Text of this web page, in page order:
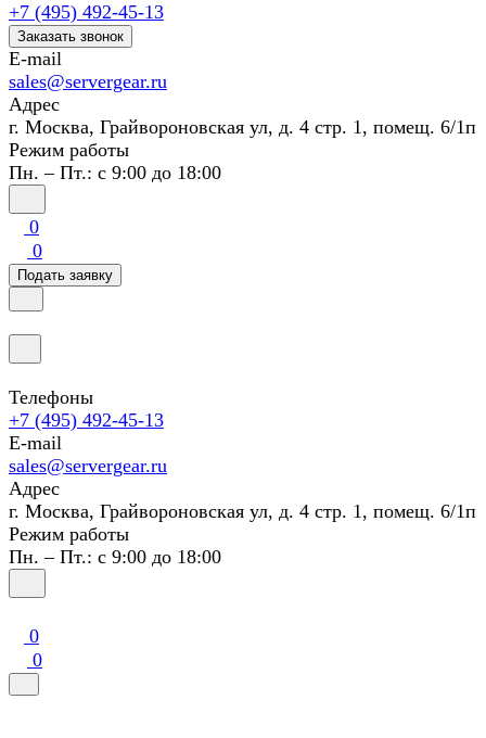
+7 (495) 492-45-13
Заказать звонок
E-mail
sales@servergear.ru
Адрес
г. Москва, Грайвороновская ул, д. 4 стр. 1, помещ. 6/1п
Режим работы
Пн. – Пт.: с 9:00 до 18:00
0
0
Подать заявку
Телефоны
+7 (495) 492-45-13
E-mail
sales@servergear.ru
Адрес
г. Москва, Грайвороновская ул, д. 4 стр. 1, помещ. 6/1п
Режим работы
Пн. – Пт.: с 9:00 до 18:00
0
0